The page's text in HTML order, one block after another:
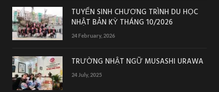
TUYỂN SINH CHƯƠNG TRÌNH DU HỌC
NHẬT BẢN KỲ THÁNG 10/2026
24 February, 2026
TRƯỜNG NHẬT NGỮ MUSASHI URAWA
24 July, 2025